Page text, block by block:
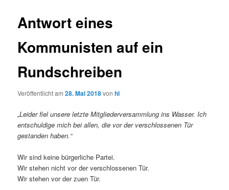
Antwort eines
Kommunisten auf ein
Rundschreiben
Veröffentlicht am28. Mai 2018vonhl
„Leider fiel unsere letzte Mitgliederversammlung ins Wasser. Ich
entschuldige mich bei allen, die vor der verschlossenen Tür
gestanden haben.“
Wir sind keine bürgerliche Partei.
Wir stehen nicht vor der verschlossenen Tür.
Wir stehen vor der zuen Tür.